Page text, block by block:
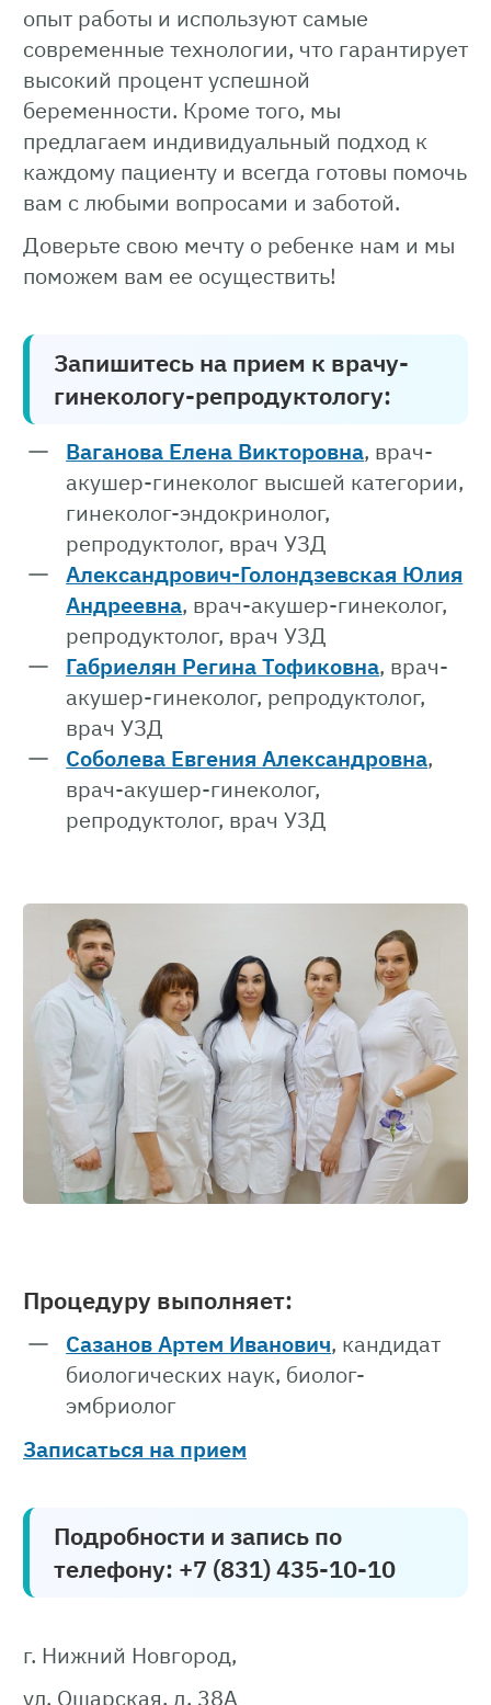
опыт работы и используют самые
современные технологии, что гарантирует
высокий процент успешной
беременности. Кроме того, мы
предлагаем индивидуальный подход к
каждому пациенту и всегда готовы помочь
вам с любыми вопросами и заботой.
Доверьте свою мечту о ребенке нам и мы
поможем вам ее осуществить!
Запишитесь на прием к врачу-
гинекологу-репродуктологу:
Ваганова Елена Викторовна, врач-
акушер-гинеколог высшей категории,
гинеколог-эндокринолог,
репродуктолог, врач УЗД
Александрович-Голондзевская Юлия
Андреевна, врач-акушер-гинеколог,
репродуктолог, врач УЗД
Габриелян Регина Тофиковна, врач-
акушер-гинеколог, репродуктолог,
врач УЗД
Соболева Евгения Александровна,
врач-акушер-гинеколог,
репродуктолог, врач УЗД
Процедуру выполняет:
Сазанов Артем Иванович, кандидат
биологических наук, биолог-
эмбриолог
Записаться на прием
Подробности и запись по
телефону: +7 (831) 435-10-10
г. Нижний Новгород,
ул. Ошарская, д. 38А